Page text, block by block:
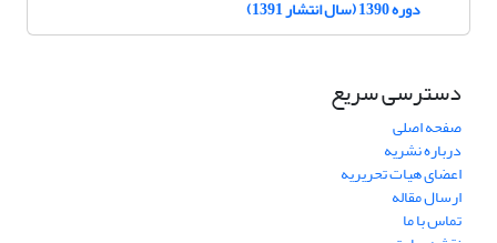
دوره 1390 (سال انتشار 1391)
دسترسی سریع
صفحه اصلی
درباره نشریه
اعضای هیات تحریریه
ارسال مقاله
تماس با ما